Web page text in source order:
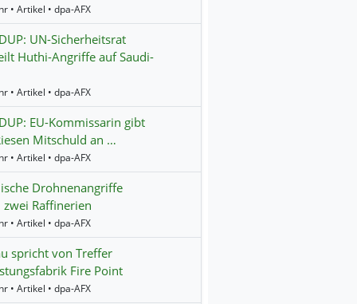
• Artikel • dpa-AFX
UN-Sicherheitsrat
Huthi-Angriffe auf Saudi-
• Artikel • dpa-AFX
EU-Kommissarin gibt
Mitschuld an …
• Artikel • dpa-AFX
Drohnenangriffe
Raffinerien
• Artikel • dpa-AFX
spricht von Treffer
Fire Point
• Artikel • dpa-AFX